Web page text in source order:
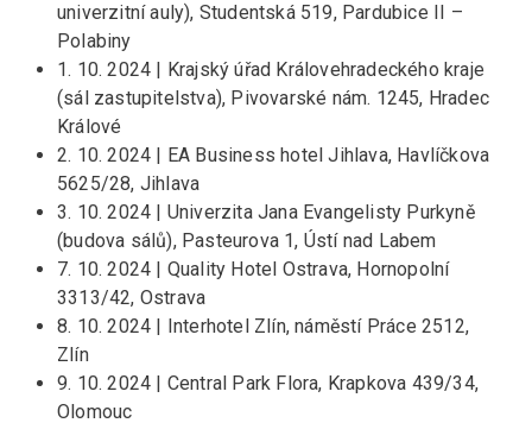
univerzitní auly), Studentská 519, Pardubice II –
Polabiny
1. 10. 2024 | Krajský úřad Královehradeckého kraje
(sál zastupitelstva), Pivovarské nám. 1245, Hradec
Králové
2. 10. 2024 | EA Business hotel Jihlava, Havlíčkova
5625/28, Jihlava
3. 10. 2024 | Univerzita Jana Evangelisty Purkyně
(budova sálů), Pasteurova 1, Ústí nad Labem
7. 10. 2024 | Quality Hotel Ostrava, Hornopolní
3313/42, Ostrava
8. 10. 2024 | Interhotel Zlín, náměstí Práce 2512,
Zlín
9. 10. 2024 | Central Park Flora, Krapkova 439/34,
Olomouc